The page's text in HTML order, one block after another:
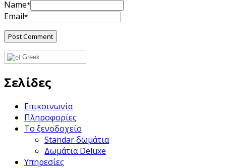
Name*
Email*
Greek
Σελίδες
Επικοινωνία
Πληροφορίες
Το ξενοδοχείο
Standar δωμάτια
Δωμάτια Deluxe
Υπηρεσίες